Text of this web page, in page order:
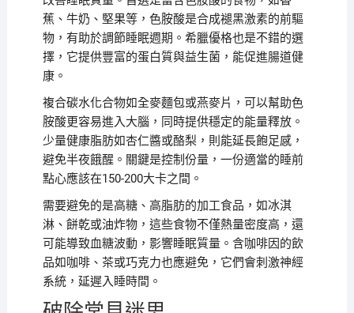
蕉、牛奶、堅果等，色胺酸是合成褪黑激素的前驅
物，有助於調節睡眠週期。希臘優格也是不錯的選
擇，它提供豐富的蛋白質與益生菌，能促進腸道健
康。
複合碳水化合物如全麥麵包或燕麥片，可以幫助色
胺酸更容易進入大腦，同時提供穩定的能量釋放。
少量健康脂肪如杏仁醬或酪梨，則能延長飽足感，
避免半夜餓醒。關鍵是控制份量，一份適當的睡前
點心應該在150-200大卡之間。
需要避免的是高糖、高脂肪的加工食品，如冰淇
淋、餅乾或油炸物，這些食物不僅熱量密度高，還
可能導致血糖波動，影響睡眠質量。含咖啡因的飲
品如咖啡、茶或巧克力也應避免，它們會刺激神經
系統，延遲入睡時間。